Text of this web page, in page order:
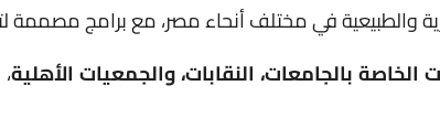
والطبيعية في مختلف أنحاء مصر، مع برامج مصممة
الخاصة بالجامعات، النقابات، والجمعيات الأهلية